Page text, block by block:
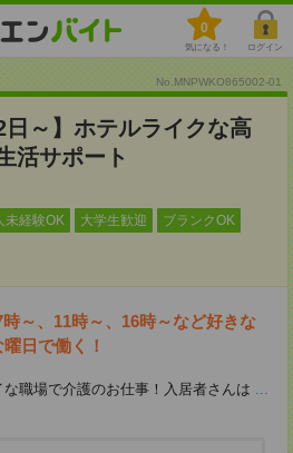
0
気になる！ ログイン
No.MNPWKO865002-01
～】ホテルライクな高
活サポート
未経験OK 大学生歓迎 ブランクOK
～、11時～、16時～など好きな
日で働く！
職場で介護のお仕事！入居者さんは ...